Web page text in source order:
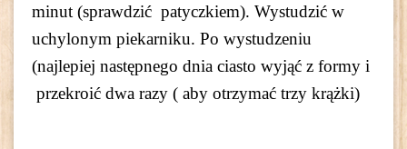
minut (sprawdzić patyczkiem). Wystudzić w
uchylonym piekarniku. Po wystudzeniu
(najlepiej następnego dnia ciasto wyjąć z formy i
przekroić dwa razy ( aby otrzymać trzy krążki)